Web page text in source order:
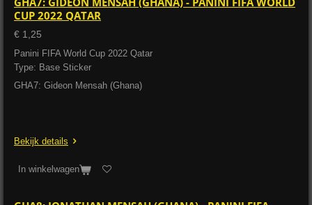
CUP 2022 QATAR
€ 1,25
Panini FIFA World Cup 2022 Qatar
Type: Base Sticker
GHA7: Gideon Mensah (Ghana)
Bekijk details
In winkelwagen